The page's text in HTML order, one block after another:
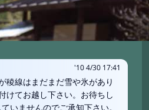
'10 4/30 17:41
稜線はまだまだ雪や氷があり
けてお越し下さい。お待ちし
いませんのでご承知下さい。